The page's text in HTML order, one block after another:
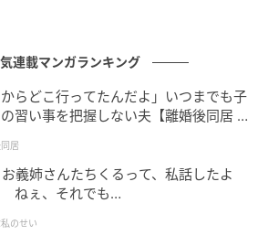
連載マンガランキング
からどこ行ってたんだよ」いつまでも子
習い事を把握しない夫【離婚後同居 Vo
居
義姉さんたちくるって、私話したよ
ねぇ、それでも…
のせい